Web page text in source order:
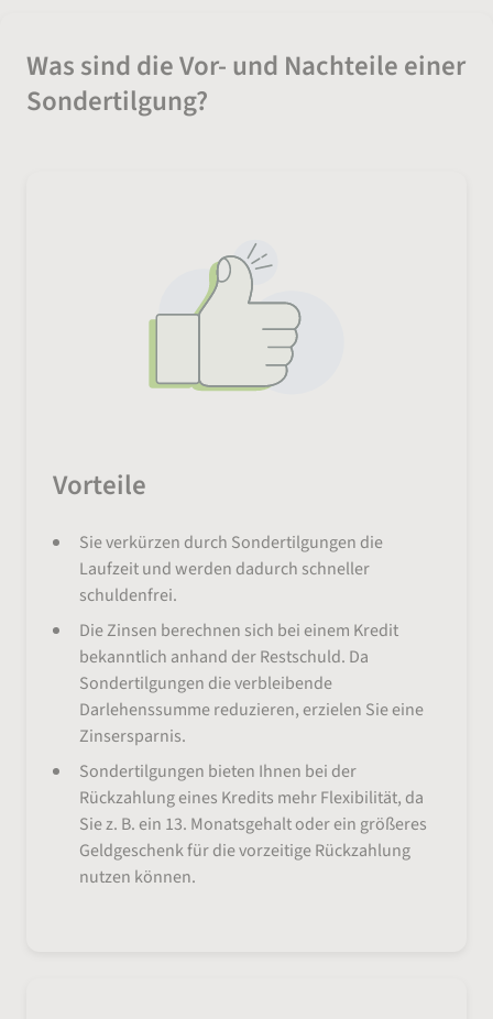
Was sind die Vor- und Nachteile einer
Sondertilgung?
Vorteile
Sie verkürzen durch Sondertilgungen die
Laufzeit und werden dadurch schneller
schuldenfrei.
Die Zinsen berechnen sich bei einem Kredit
bekanntlich anhand der Restschuld. Da
Sondertilgungen die verbleibende
Darlehenssumme reduzieren, erzielen Sie eine
Zinsersparnis.
Sondertilgungen bieten Ihnen bei der
Rückzahlung eines Kredits mehr Flexibilität, da
Sie z. B. ein 13. Monatsgehalt oder ein größeres
Geldgeschenk für die vorzeitige Rückzahlung
nutzen können.